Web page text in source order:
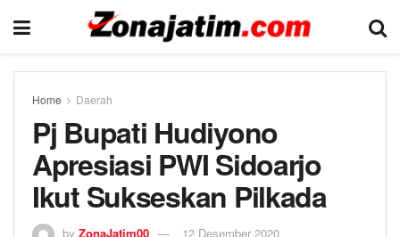
Home Daerah
Pj Bupati Hudiyono
Apresiasi PWI Sidoarjo
Ikut Sukseskan Pilkada
by ZonaJatim00 12 Desember 2020